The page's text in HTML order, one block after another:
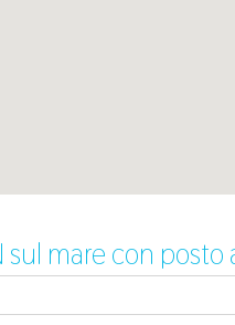
mare con posto